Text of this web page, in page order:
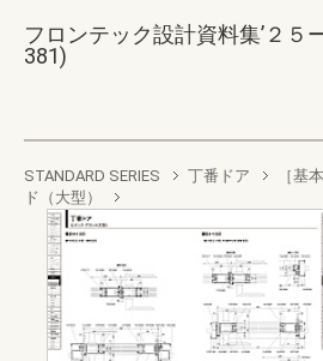
フロンテック設計資料集’２５
381)
STANDARD SERIES 丁番ドア
［基
ド（大型）